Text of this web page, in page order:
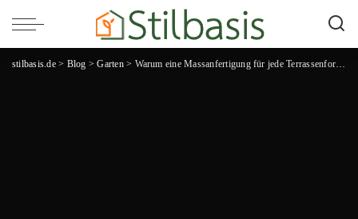
stilbasis.de> Blog >Garten> Warum eine Massanfertigung für jede Terrassenform die perfekte Lösung ist